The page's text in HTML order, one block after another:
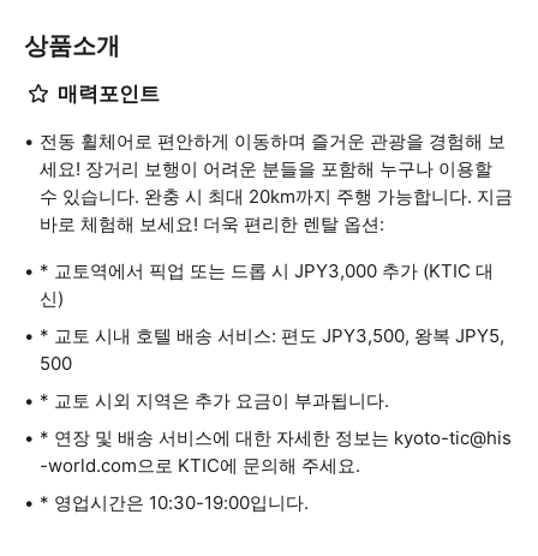
상품소개
매력포인트
전동 휠체어로 편안하게 이동하며 즐거운 관광을 경험해 보
세요! 장거리 보행이 어려운 분들을 포함해 누구나 이용할
수 있습니다. 완충 시 최대 20km까지 주행 가능합니다. 지금
바로 체험해 보세요! 더욱 편리한 렌탈 옵션:
* 교토역에서 픽업 또는 드롭 시 JPY3,000 추가 (KTIC 대
신)
* 교토 시내 호텔 배송 서비스: 편도 JPY3,500, 왕복 JPY5,
500
* 교토 시외 지역은 추가 요금이 부과됩니다.
* 연장 및 배송 서비스에 대한 자세한 정보는 kyoto-tic@his
-world.com으로 KTIC에 문의해 주세요.
* 영업시간은 10:30-19:00입니다.